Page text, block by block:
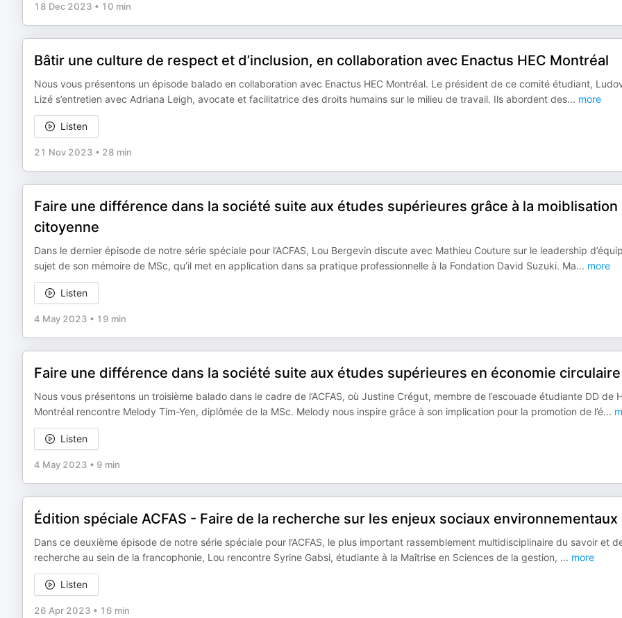
18 Dec 2023 • 10 min
Bâtir une culture de respect et d’inclusion, en collaboration avec Enactus HEC Montréal
Nous vous présentons un épisode balado en collaboration avec Enactus HEC Montréal. Le président de ce comité étudiant,
Lizé s’entretien avec Adriana Leigh, avocate et facilitatrice des droits humains sur le milieu de travail. Ils abordent des... more
Listen
21 Nov 2023 • 28 min
Faire une différence dans la société suite aux études supérieures grâce à la moiblisation
citoyenne
Dans le dernier épisode de notre série spéciale pour l’ACFAS, Lou Bergevin discute avec Mathieu Couture sur le leadership
sujet de son mémoire de MSc, qu’il met en application dans sa pratique professionnelle à la Fondation David Suzuki. Ma... more
Listen
4 May 2023 • 19 min
Faire une différence dans la société suite aux études supérieures en économie circulaire
Nous vous présentons un troisième balado dans le cadre de l’ACFAS, où Justine Crégut, membre de l’escouade étudiante DD de
Montréal rencontre Melody Tim-Yen, diplômée de la MSc. Melody nous inspire grâce à son implication pour la promotion de l’é...
Listen
4 May 2023 • 9 min
Édition spéciale ACFAS - Faire de la recherche sur les enjeux sociaux environnementaux
Dans ce deuxième épisode de notre série spéciale pour l’ACFAS, le plus important rassemblement multidisciplinaire du savoir et
recherche au sein de la francophonie, Lou rencontre Syrine Gabsi, étudiante à la Maîtrise en Sciences de la gestion, ... more
Listen
26 Apr 2023 • 16 min